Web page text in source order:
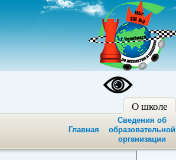
О школе
Главная
Сведения об
образовательной
организации